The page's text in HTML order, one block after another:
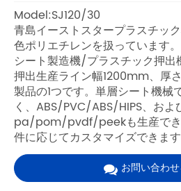
Model:SJ120/30
青島イーストスタープラスチッ
色ポリエチレンを扱っています
シート製造機/プラスチック押出
押出生産ライン幅1200mm、厚
製品の1つです。単層シート機
く、ABS/PVC/ABS/HIPS、およ
pa/pom/pvdf/peekも生産でき
件に応じてカスタマイズできます
お問い合わ